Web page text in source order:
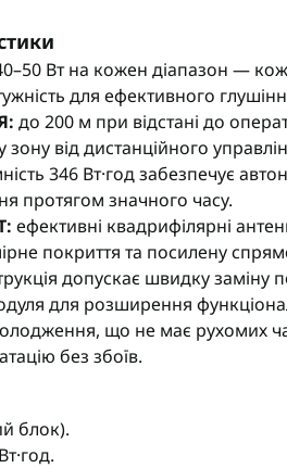
Вт на кожен діапазон —
для ефективного
до 200 м при відстані до
від дистанційного
346 Вт·год забезпечує
протягом значного часу.
ефективні квадрифілярні
покриття та посилену
допускає швидку
для розширення
що не має рухомих
без збоїв.
блок).